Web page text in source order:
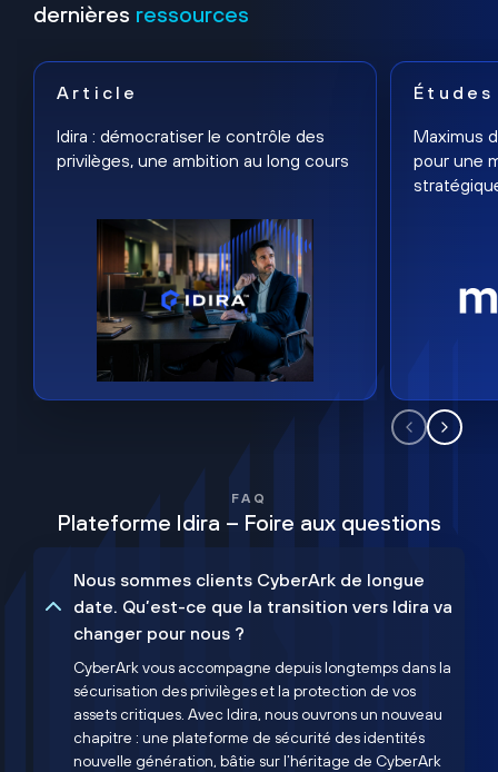
dernières ressources
Article
Idira : démocratiser le contrôle des
privilèges, une ambition au long cours
Études
Maximus
pour une
FAQ
Plateforme Idira – Foire aux questions
Nous sommes clients CyberArk de longue
date. Qu’est-ce que la transition vers Idira va
changer pour nous ?
CyberArk vous accompagne depuis longtemps dans la
sécurisation des privilèges et la protection de vos
assets critiques. Avec Idira, nous ouvrons un nouveau
chapitre : une plateforme de sécurité des identités
nouvelle génération, bâtie sur l’héritage de CyberArk